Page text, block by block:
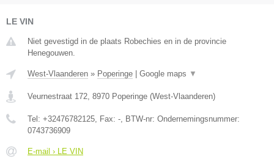
LE VIN
Niet gevestigd in de plaats Robechies en in de provincie
Henegouwen.
West-Vlaanderen » Poperinge Google maps ▼
Veurnestraat 172, 8970 Poperinge (West-Vlaanderen)
Tel: +32476782125, Fax: -, BTW-nr: Ondernemingsnummer:
0743736909
E-mail › LE VIN